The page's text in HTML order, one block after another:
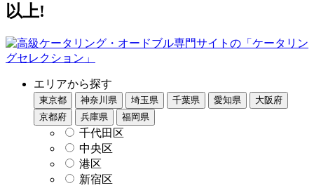
以上!
エリアから探す
東京都 神奈川県 埼玉県 千葉県 愛知県
大阪府
京都府
兵庫県 福岡県
千代田区
中央区
港区
新宿区